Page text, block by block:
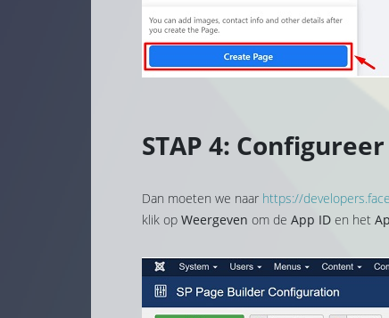
STAP 4:
Dan moeten we naar https://
klik op Weergeven om de App ID en het